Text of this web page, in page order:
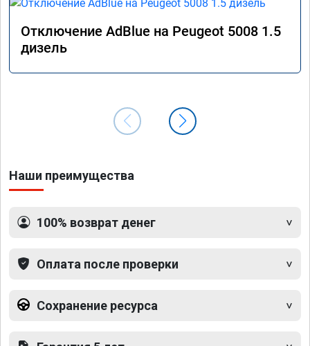
Отключение AdBlue на Peugeot 5008 1.5
дизель
Наши преимущества
100% возврат денег
Оплата после проверки
Сохранение ресурса